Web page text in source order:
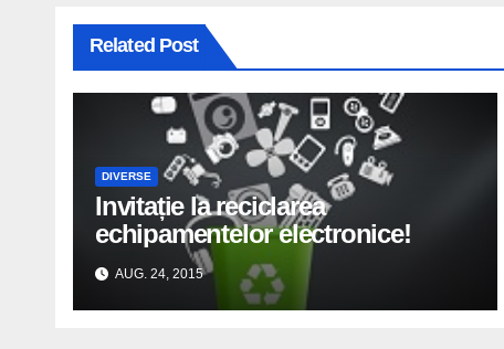
Related Post
DIVERSE
Invitație la reciclarea
echipamentelor electronice!
AUG. 24, 2015